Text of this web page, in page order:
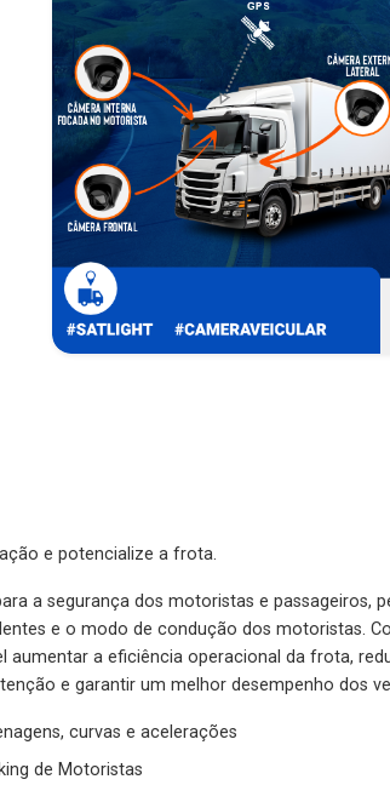
e potencialize a frota.
a segurança dos motoristas e passageiros,
e o modo de condução dos motoristas.
aumentar a eficiência operacional da frota,
e garantir um melhor desempenho dos
curvas e acelerações
de Motoristas